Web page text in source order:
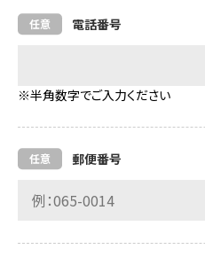
電話番号
※半角数字でご入力ください
郵便番号